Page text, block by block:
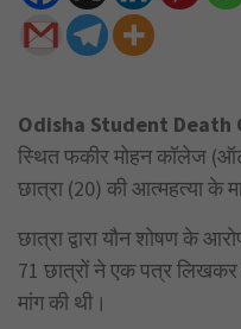
Odisha Student Death
स्थित फकीर मोहन कॉलेज
छात्रा (20) की आत्महत्या के
छात्रा द्वारा यौन शोषण के
71 छात्रों ने एक पत्र
मांग की थी।